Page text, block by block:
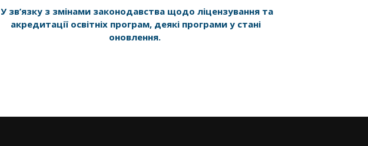
У зв’язку з змінами законодавства щодо ліцензування та
акредитації освітніх програм, деякі програми у стані
оновлення.